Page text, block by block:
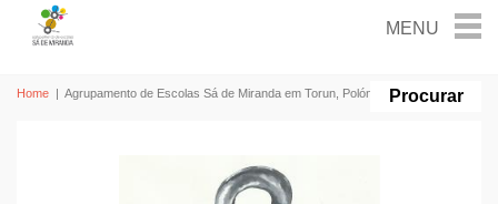
Home | Agrupamento de Escolas Sá de Miranda em Torun, Polónia